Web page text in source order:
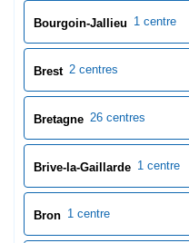
Bourgoin-Jallieu 1 centre
Brest 2 centres
Bretagne 26 centres
Brive-la-Gaillarde 1 centre
Bron 1 centre